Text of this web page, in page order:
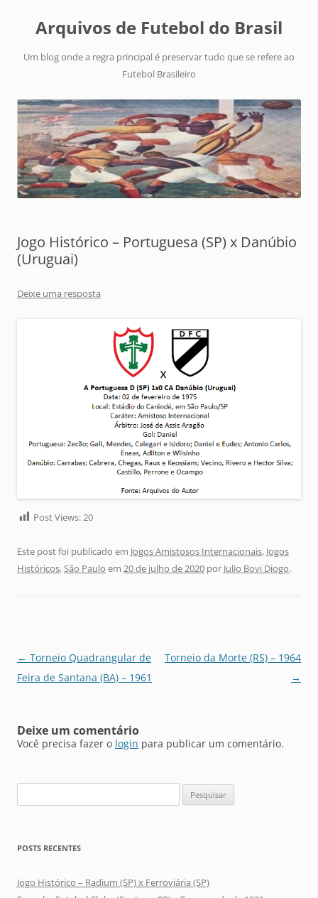
Arquivos de Futebol do Brasil
Um blog onde a regra principal é preservar tudo que se refere ao
Futebol Brasileiro
Jogo Histórico – Portuguesa (SP) x Danúbio
(Uruguai)
Deixe uma resposta
Post Views:20
Este post foi publicado em Jogos Amistosos Internacionais, Jogos
Históricos,São Paulo em 20 de julho de 2020 por Julio Bovi Diogo.
Navegação
de
← Torneio Quadrangular de
Feira de Santana (BA) – 1961
Torneio da Morte (RS) – 1964
→
Deixe um comentário
Você precisa fazer o login para publicar um comentário.
por:
POSTS RECENTES
Jogo Histórico – Radium (SP) x Ferroviária (SP)